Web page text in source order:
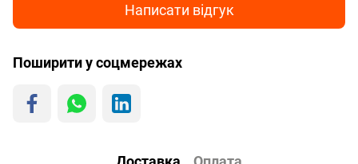
Написати відгук
Поширити у соцмережах